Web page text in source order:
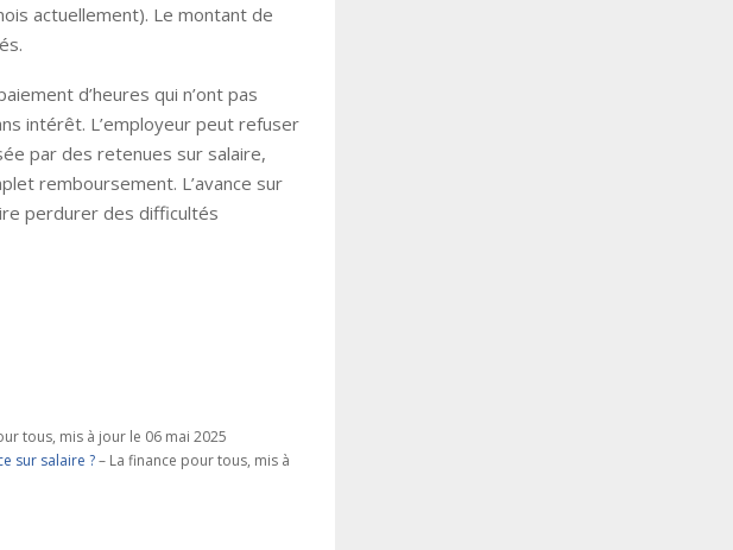
actuellement). Le montant de
d’heures qui n’ont pas
intérêt. L’employeur peut refuser
par des retenues sur salaire,
remboursement. L’avance sur
perdurer des difficultés
tous, mis à jour le 06 mai 2025
sur salaire ?– La finance pour tous, mis à